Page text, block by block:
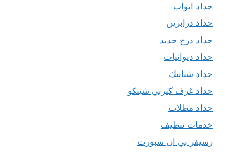
حداد ابواب
حداد درابزين
حداد درج حديد
حداد ديوانيات
حداد شبابيك
حداد غرف كيربي شينكو
حداد مظلات
خدمات تنظيف
رسيفر بي ان سبورت